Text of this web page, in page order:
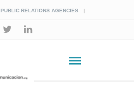
PUBLIC RELATIONS AGENCIES